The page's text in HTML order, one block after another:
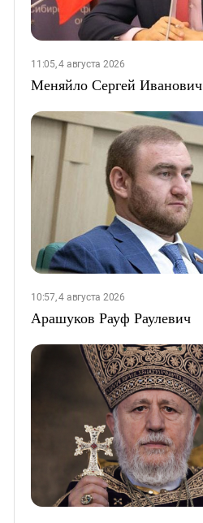
11:05, 4 августа 2026
Меняйло Сергей Иванович
10:57, 4 августа 2026
Арашуков Рауф Раулевич